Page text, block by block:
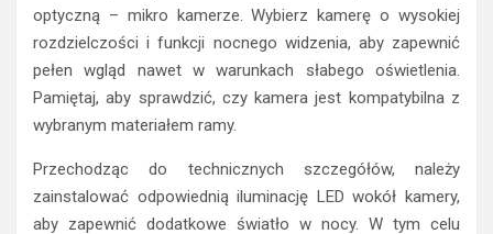
optyczną – mikro kamerze. Wybierz kamerę o wysokiej
rozdzielczości i funkcji nocnego widzenia, aby zapewnić
pełen wgląd nawet w warunkach słabego oświetlenia.
Pamiętaj, aby sprawdzić, czy kamera jest kompatybilna z
wybranym materiałem ramy.
Przechodząc do technicznych szczegółów, należy
zainstalować odpowiednią iluminację LED wokół kamery,
aby zapewnić dodatkowe światło w nocy. W tym celu